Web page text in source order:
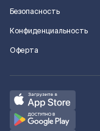
Безопасность
Конфиденциальность
Оферта